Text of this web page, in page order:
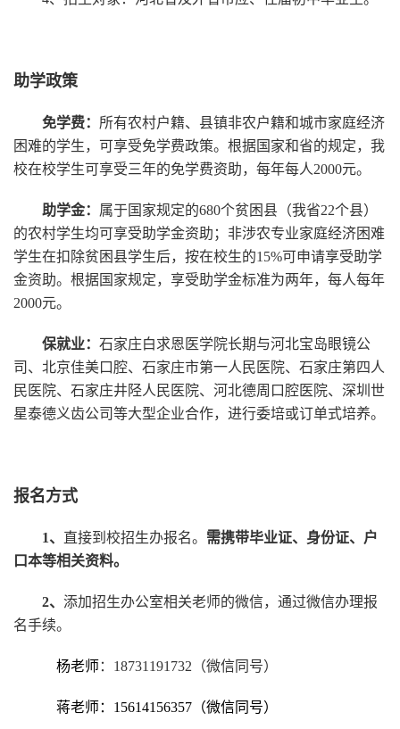
助学政策
免学费：
所有农村户籍、县镇非农户籍和城市家庭经济
困难的学生，可享受免学费政策。根据国家和省的规定，我
校在校学生可享受三年的免学费资助，每年每人2000元。
助学金：属于国家规定的680个贫困县（我省22个县）
的农村学生均可享受助学金资助；非涉农专业家庭经济困难
学生在扣除贫困县学生后，按在校生的15%可申请享受助学
金资助。根据国家规定，享受助学金标准为两年，每人每年
2000元。
保就业：石家庄白求恩医学院长期与河北宝岛眼镜公
司、北京佳美口腔、石家庄市第一人民医院、石家庄第四人
民医院、石家庄井陉人民医院、河北德周口腔医院、深圳世
报名方式
1、直接到校招生办报名。
口本等相关资料。
2、
名手续。
杨老师 ：18731191732（微信同号）